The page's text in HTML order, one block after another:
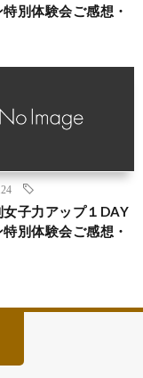
別体験会ご感想・
女子力アップ１DAY
別体験会ご感想・